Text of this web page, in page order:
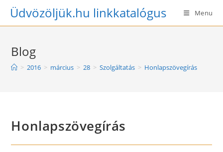
SkipÜdvözöljük.hu linkkatalógus Menu
Blog
> 2016 > március > 28 > Szolgáltatás > Honlapszövegírás
Honlapszövegírás